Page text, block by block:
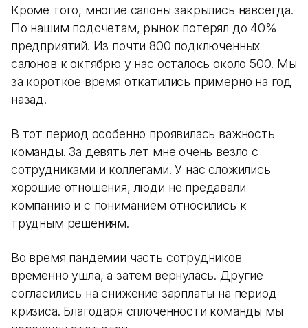
Кроме того, многие салоны закрылись навсегда.
По нашим подсчетам, рынок потерял до 40%
предприятий. Из почти 800 подключенных
салонов к октябрю у нас осталось около 500. Мы
за короткое время откатились примерно на год
назад.
В тот период особенно проявилась важность
команды. За девять лет мне очень везло с
сотрудниками и коллегами. У нас сложились
хорошие отношения, люди не предавали
компанию и с пониманием относились к
трудным решениям.
Во время пандемии часть сотрудников
временно ушла, а затем вернулась. Другие
согласились на снижение зарплаты на период
кризиса. Благодаря сплоченности команды мы